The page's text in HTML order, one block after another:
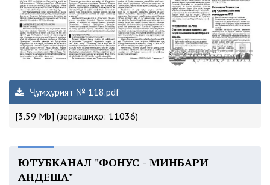
Ҷумҳурият № 118.pdf
[3.59 Mb] (зеркашиҳо: 11036)
ЮТУБКАНАЛ "ФОНУС - МИНБАРИ
АНДЕША"